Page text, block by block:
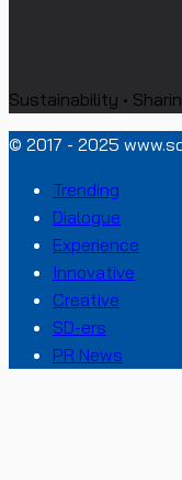
Sustainability •
© 2017 - 2025
Trending
Dialogue
Experience
Innovative
Creative
SD-ers
PR News